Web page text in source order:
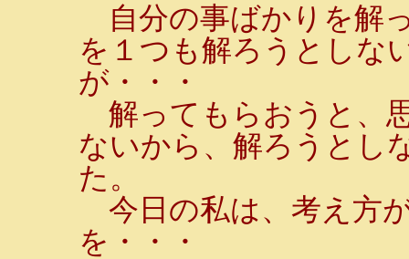
自分の事ばかりを解
を１つも解ろうとしな
が・・・
解ってもらおうと、
ないから、解ろうとし
た。
今日の私は、考え方
を・・・